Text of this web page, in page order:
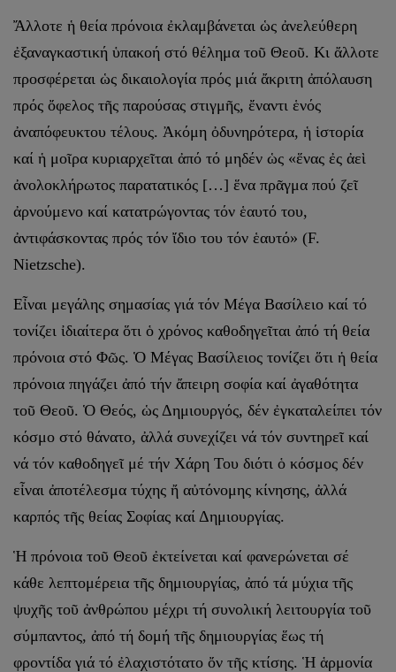
Ἄλλοτε ἡ θεία πρόνοια ἐκλαμβάνεται ὡς ἀνελεύθερη
ἐξαναγκαστική ὑπακοή στό θέλημα τοῦ Θεοῦ. Κι ἄλλοτε
προσφέρεται ὡς δικαιολογία πρός μιά ἄκριτη ἀπόλαυση
πρός ὄφελος τῆς παρούσας στιγμῆς, ἔναντι ἑνός
ἀναπόφευκτου τέλους. Ἀκόμη ὀδυνηρότερα, ἡ ἱστορία
καί ἡ μοῖρα κυριαρχεῖται ἀπό τό μηδέν ὡς «ἕνας ἐς ἀεὶ
ἀνολοκλήρωτος παρατατικός […] ἕνα πρᾶγμα πού ζεῖ
ἀρνούμενο καί κατατρώγοντας τόν ἑαυτό του,
ἀντιφάσκοντας πρός τόν ἴδιο του τόν ἑαυτό» (F.
Nietzsche).
Εἶναι μεγάλης σημασίας γιά τόν Μέγα Βασίλειο καί τό
τονίζει ἰδιαίτερα ὅτι ὁ χρόνος καθοδηγεῖται ἀπό τή θεία
πρόνοια στό Φῶς. Ὁ Μέγας Βασίλειος τονίζει ὅτι ἡ θεία
πρόνοια πηγάζει ἀπό τήν ἄπειρη σοφία καί ἀγαθότητα
τοῦ Θεοῦ. Ὁ Θεός, ὡς Δημιουργός, δέν ἐγκαταλείπει τόν
κόσμο στό θάνατο, ἀλλά συνεχίζει νά τόν συντηρεῖ καί
νά τόν καθοδηγεῖ μέ τήν Χάρη Του διότι ὁ κόσμος δέν
εἶναι ἀποτέλεσμα τύχης ἤ αὐτόνομης κίνησης, ἀλλά
καρπός τῆς θείας Σοφίας καί Δημιουργίας.
Ἡ πρόνοια τοῦ Θεοῦ ἐκτείνεται καί φανερώνεται σέ
κάθε λεπτομέρεια τῆς δημιουργίας, ἀπό τά μύχια τῆς
ψυχῆς τοῦ ἀνθρώπου μέχρι τή συνολική λειτουργία τοῦ
σύμπαντος, ἀπό τή δομή τῆς δημιουργίας ἕως τή
φροντίδα γιά τό ἐλαχιστότατο ὄν τῆς κτίσης. Ἡ ἁρμονία